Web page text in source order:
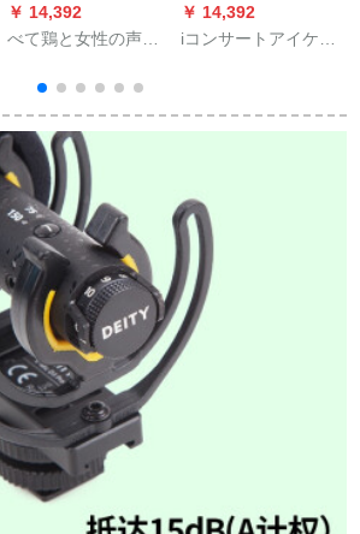
￥ 14,392
べて鶏と女性の声変
全国民的に「カラオ
ケの速さ」は音を震
わせて呼びます。
￥ 14,392
iコンサートアイケン
ィック歌専用マイク